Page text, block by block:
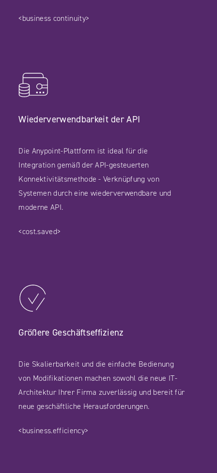
<business continuity>
Wiederverwendbarkeit der API
Die Anypoint-Plattform ist ideal für die
Integration gemäß der API-gesteuerten
Konnektivitätsmethode - Verknüpfung von
Systemen durch eine wiederverwendbare und
moderne API.
<cost.saved>
Größere Geschäftseffizienz
Die Skalierbarkeit und die einfache Bedienung
von Modifikationen machen sowohl die neue IT-
Architektur Ihrer Firma zuverlässig und bereit für
neue geschäftliche Herausforderungen.
<business.efficiency>